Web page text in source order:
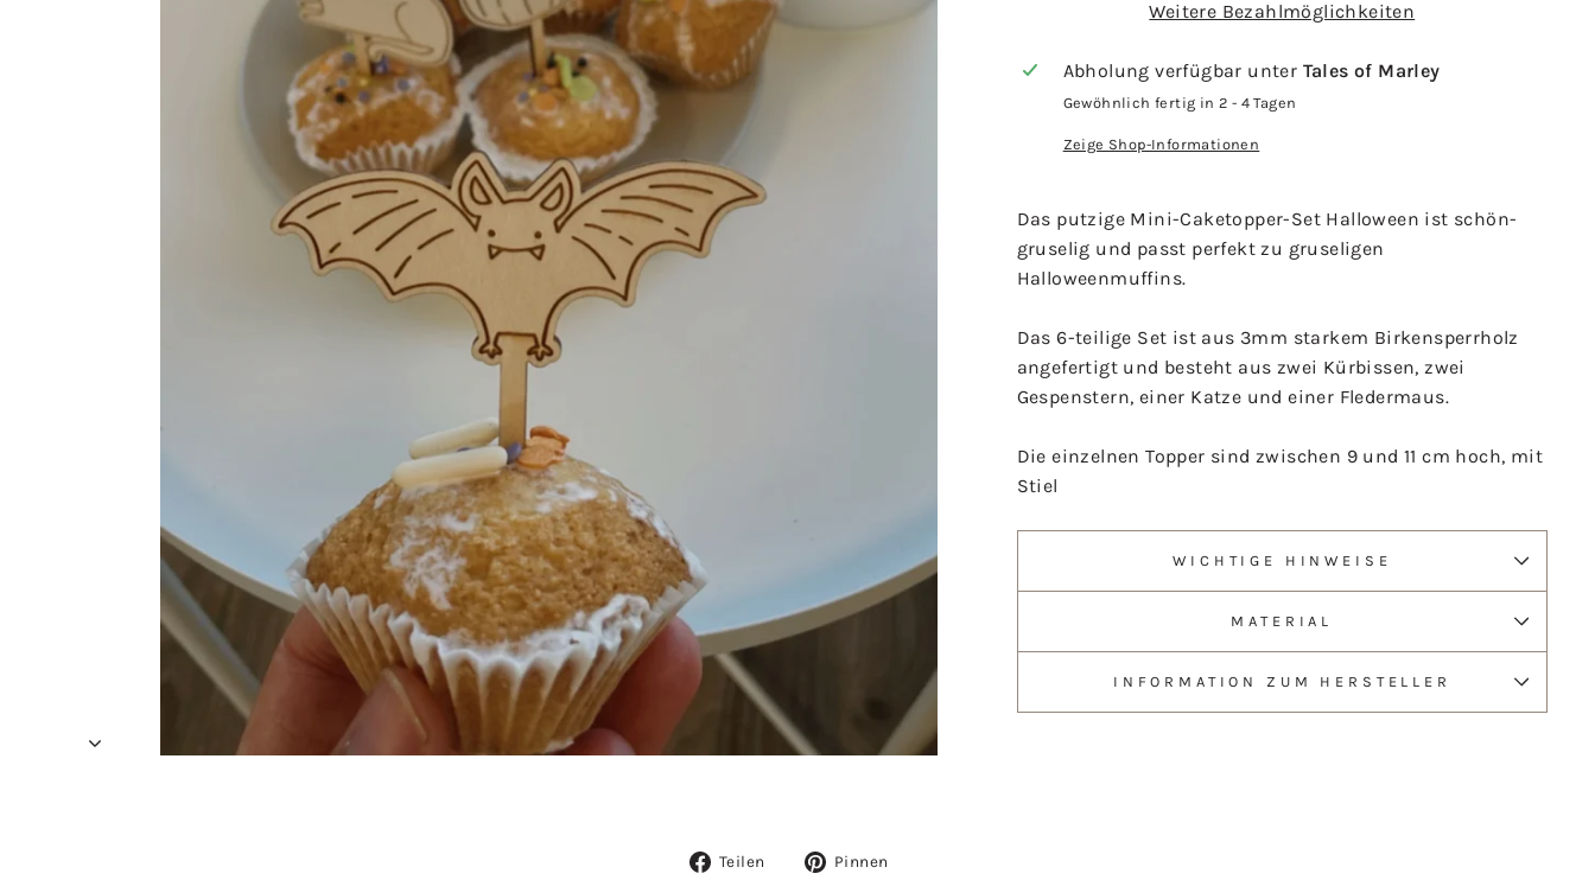
Weitere Bezahlmöglichkeiten
Abholung verfügbar unter Tales of Marley
Gewöhnlich fertig in 2 - 4 Tagen
Zeige Shop-Informationen
Das putzige Mini-Caketopper-Set Halloween ist schön-
gruselig und passt perfekt zu gruseligen
Halloweenmuffins.
Das 6-teilige Set ist aus 3mm starkem Birkensperrholz
angefertigt und besteht aus zwei Kürbissen, zwei
Gespenstern, einer Katze und einer Fledermaus.
Die einzelnen Topper sind zwischen 9 und 11 cm hoch, mit
Stiel
WICHTIGE HINWEISE
MATERIAL
INFORMATION ZUM HERSTELLER
Teilen
Auf
Pinnen